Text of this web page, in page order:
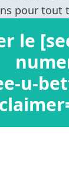
le
u-